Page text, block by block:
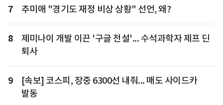
7 추미애 "경기도 재정 비상 상황" 선언, 왜?
8
제미나이 개발 이끈 '구글 전설'... 수석과학자 제프 딘
퇴사
9
[속보] 코스피, 장중 6300선 내줘... 매도 사이드카
발동